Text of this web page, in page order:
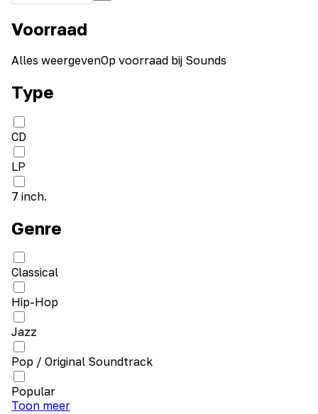
Voorraad
Alles weergevenOp voorraad bij Sounds
Type
CD
LP
7 inch.
Genre
Classical
Hip-Hop
Jazz
Pop / Original Soundtrack
Popular
Toon meer